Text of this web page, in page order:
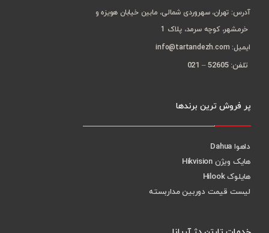
آدرس: تهران، سهروردی شمالی، مابین خیابان هویزه و
خرمشهر، کوچه سرمد، پلاک 1
ایمیل: info@tartandezh.com
تلفن: 52605 – 021
پر فروش ترین برندها
داهوا Dahua
هایک ویژن Hikvision
هایلوک Hilook
لیست قیمت دوربین مداربسته